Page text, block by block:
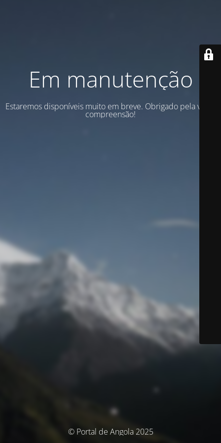
Em manutenção
Estaremos disponíveis muito em breve. Obrigado pela vossa
compreensão!
© Portal de Angola 2025